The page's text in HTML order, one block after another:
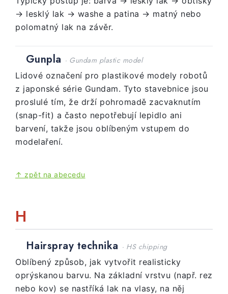
→ lesklý lak → washe a patina → matný nebo
polomatný lak na závěr.
Gunpla · Gundam plastic model
Lidové označení pro plastikové modely robotů
z japonské série Gundam. Tyto stavebnice jsou
proslulé tím, že drží pohromadě zacvaknutím
(snap-fit) a často nepotřebují lepidlo ani
barvení, takže jsou oblíbeným vstupem do
modelaření.
↑ zpět na abecedu
H
Hairspray technika · HS chipping
Oblíbený způsob, jak vytvořit realisticky
oprýskanou barvu. Na základní vrstvu (např. rez
nebo kov) se nastříká lak na vlasy, na něj